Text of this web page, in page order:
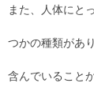
また、人体にと
つかの種類があ
含んでいること